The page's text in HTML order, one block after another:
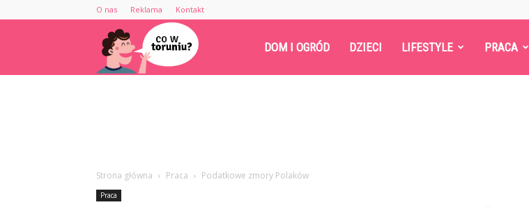
O nas Reklama Kontakt
Cowtoruniu.pl DOM I OGRÓD DZIECI LIFESTYLE PRACA
Strona główna Praca Podatkowe zmory Polaków
Praca